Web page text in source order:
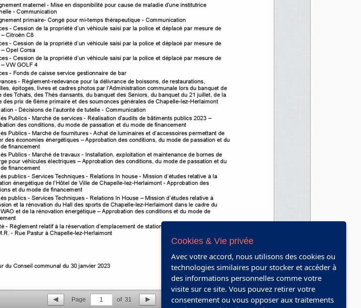
Page 1 of31
Cookies & Vie privée
Avec votre accord, nous utilisons des cookies ou
technologies similaires pour stocker et accéder à
des informations personnelles comme votre
visite sur ce site. Vous pouvez retirer votre
consentement ou vous opposer aux traitements